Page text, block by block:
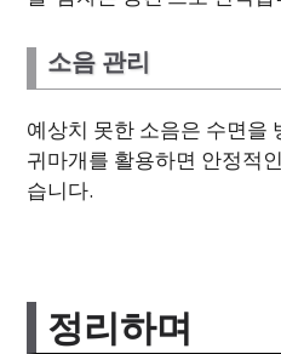
소음 관리
예상치 못한 소음은 수면을
귀마개를 활용하면 안정적
습니다.
정리하며